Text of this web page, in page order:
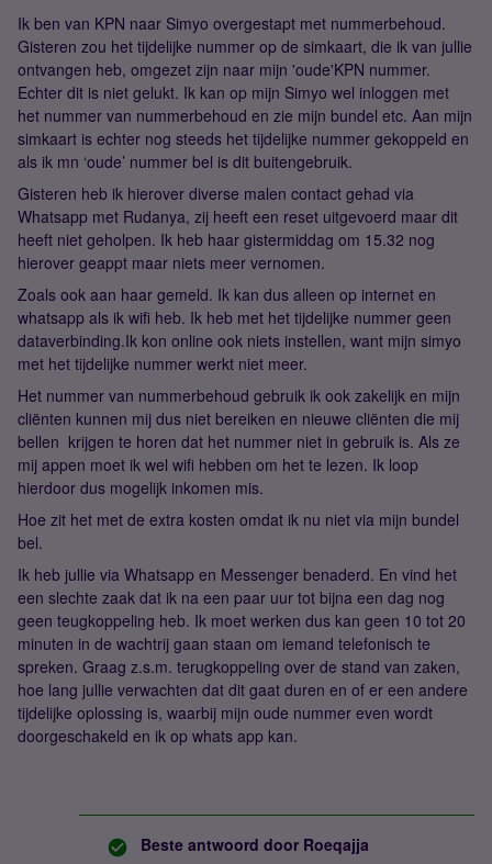
Ik ben van KPN naar Simyo overgestapt met nummerbehoud.
Gisteren zou het tijdelijke nummer op de simkaart, die ik van jullie
ontvangen heb, omgezet zijn naar mijn 'oude'KPN nummer.
Echter dit is niet gelukt. Ik kan op mijn Simyo wel inloggen met
het nummer van nummerbehoud en zie mijn bundel etc. Aan mijn
simkaart is echter nog steeds het tijdelijke nummer gekoppeld en
als ik mn ‘oude’ nummer bel is dit buitengebruik.
Gisteren heb ik hierover diverse malen contact gehad via
Whatsapp met Rudanya, zij heeft een reset uitgevoerd maar dit
heeft niet geholpen. Ik heb haar gistermiddag om 15.32 nog
hierover geappt maar niets meer vernomen.
Zoals ook aan haar gemeld. Ik kan dus alleen op internet en
whatsapp als ik wifi heb. Ik heb met het tijdelijke nummer geen
dataverbinding.Ik kon online ook niets instellen, want mijn simyo
met het tijdelijke nummer werkt niet meer.
Het nummer van nummerbehoud gebruik ik ook zakelijk en mijn
cliënten kunnen mij dus niet bereiken en nieuwe cliënten die mij
bellen krijgen te horen dat het nummer niet in gebruik is. Als ze
mij appen moet ik wel wifi hebben om het te lezen. Ik loop
hierdoor dus mogelijk inkomen mis.
Hoe zit het met de extra kosten omdat ik nu niet via mijn bundel
bel.
Ik heb jullie via Whatsapp en Messenger benaderd. En vind het
een slechte zaak dat ik na een paar uur tot bijna een dag nog
geen teugkoppeling heb. Ik moet werken dus kan geen 10 tot 20
minuten in de wachtrij gaan staan om iemand telefonisch te
spreken. Graag z.s.m. terugkoppeling over de stand van zaken,
hoe lang jullie verwachten dat dit gaat duren en of er een andere
tijdelijke oplossing is, waarbij mijn oude nummer even wordt
doorgeschakeld en ik op whats app kan.
Beste antwoord door Roeqajja